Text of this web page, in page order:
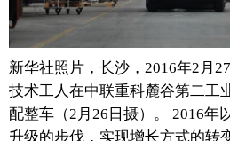
金融
富媒体 摄影
新华电视中文 新华电
新华社照片，长沙，2016年2月
技术工人在中联重科麓谷第二工
配整车（2月26日摄）。 2016年
升级的步伐，实现增长方式的转